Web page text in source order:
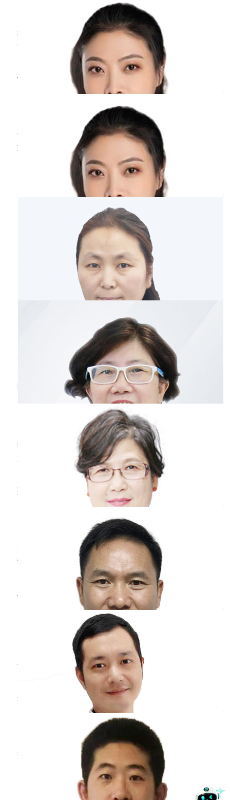
复发烧，应该及时前往医院就诊，平时还需要多
三甲
绝经后子宫内膜增厚，并不一定就是癌症，由于
体内激素水平较高，也可能会造成子宫内膜增
生。建议到正规大医院做一下检查，宫颈癌的可
能性不大，不用担心，放松心情。在日常生活
中，注意休息，不要过度劳累，注意卫生，勤换
内裤，注意饮食规律。
子宫内膜增生期改变会转变成 癌症
三甲
女性出现子宫内膜增生期改变的情况多数是不会
转变成癌症的，但女性可能会出现月经异常的情
况，如月经量少、月经周期长、闭经等情况，还
可能会出现不规则阴道出血的情况。女性还易出
现烦躁不安等情绪。患者需要在医嘱下给予激素
类药物调节，如孕激素类药物、促排卵药物等，
对于严重的患者可以考虑刮宫术、子宫切除术
为什么老复发
临汾市人民医院
三甲
口腔溃疡它这个疾病的一个特点就是有复发性，
复发性就是口腔溃疡的一个特点，所以说是口腔
溃疡老复发，这个真没有办法可以解决，口腔溃
疡是什么病因导致?和我们的自身免疫系统和我
们的遗传因素，和我们的精神状态，劳累、疲劳
这些种种都有很大的关系，它是一个多种因素导
致的疾病，所以碰到口腔溃疡我们要进行全面的
防护，身体不要劳累，加强锻炼，增强身体的抵
是什么原因
扬州大学附属医院
三甲
口腔溃疡大多数原因是单纯性疱疹病毒感染所引
起，或者由于维生素缺乏、休息睡眠不好所造
成。此外，如果患者平时精神压力较大，容易产
生烦躁、焦虑等负面情绪，导致机体免疫功能下
降，也容易引发口腔溃疡。出现口腔溃疡后，患
者可以通过使用含碘漱口液、多吃维生素丰富食
物、多锻炼等方式来促进溃疡愈合，以改善相关
吃完饭胃疼是癌症吗
北京中医药大学东直门医院
三甲
吃完饭胃疼的原因有很多，有可能是进食辛辣的
东西所致。第二个是摄入煎炸的刺激性东西。第
三个就是良性疾病，比如胃炎、溃疡，也可能是
出现疼痛。第四个就是胃部的恶性疾病，即胃
癌，也会出现这种疼痛。所以这一个症状不能决
定诊断，一定要根据病理进行诊断，还有影像学
检查，联合起来才能诊断是什么疾病。
痔疮会变成 癌症吗
桂林市人民医院
三甲
痔疮不会变成癌症，痔疮的发生，主要由于肛管
静脉丛扩张以及肛垫下移，从而诱发痔疮病变发
生，而癌症的出现，主要由于上皮细胞的异常增
殖导致病变发生，所以痔疮不会演变为癌症。不
过受痔疮病变影响，肛门部位的组织长期受到慢
性刺激，可能导致局部组织发生异常增殖的问
题，可能会提高肛门癌的发病几率。
小孩长 口腔溃疡 的原因
副主任医师
鄂州市中心医院
三甲
儿童长口腔溃疡原因比较多，最常见是由于儿童
平时存在着挑食、偏食习惯导致机体维生素缺
乏。如果经常吃油炸或刺激性食物，也会导致口
腔粘膜损害，出现口腔溃疡。另外也要注意，如
果没有及时进行口腔刷牙等护理，会导致口腔黏
膜受损，其口腔内细菌很容易并发口腔溃疡。因
此在日常生活当中，一定要保证饮食均衡，并且
要养成良好清洁口腔习惯。
癌症 病人可以艾灸吗
副主任医师
黑龙江中医药大学附属第二医院
癌症病人可以做艾灸，艾灸是通过中医来预防和
治疗疾病的一种常用方法，主要用艾灸燃烧后产
生的热力和药物作用刺激穴位，而达到治病目
的。由于癌症病人体质大多虚弱，通过艾灸能治